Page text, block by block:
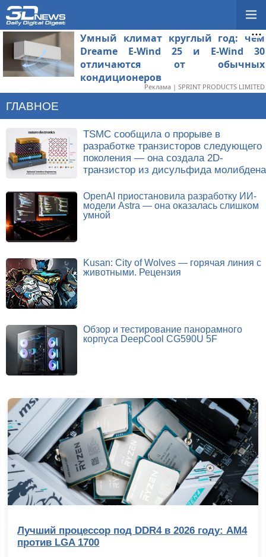
Умный климат круглый год: чем
Dreame E-Wind 25 и E-Wind 30
отличаются от обычных
кондиционеров
Реклама | SPRINT PRODUCTS LIMITED
ГЛАВНОЕ
TSMC сообщила о прорыве в
разработке транзисторов следующего
поколения — она создала 2D-
транзистор из дисульфида молибдена
OpenAI приостановила разработку ИИ-
модели Astra — она оказалась слишком
умной
Kusan: City of Wolves — горячая линия с
животными. Рецензия
Обзор и тестирование панорамного
корпуса DeepCool CG590U 5F
Лучший процессор под DDR4 в 2026 году: AM4
против LGA 1700